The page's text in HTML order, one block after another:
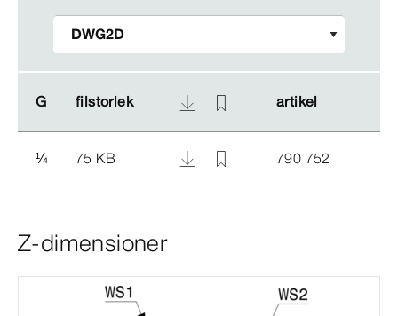
G filstorlek artikel
G filstorlek artikel
¼ 75 KB 790 752
Z-dimensioner